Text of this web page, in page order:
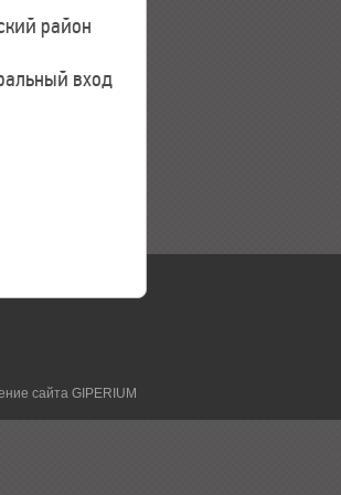
район
вход
сайта GIPERIUM